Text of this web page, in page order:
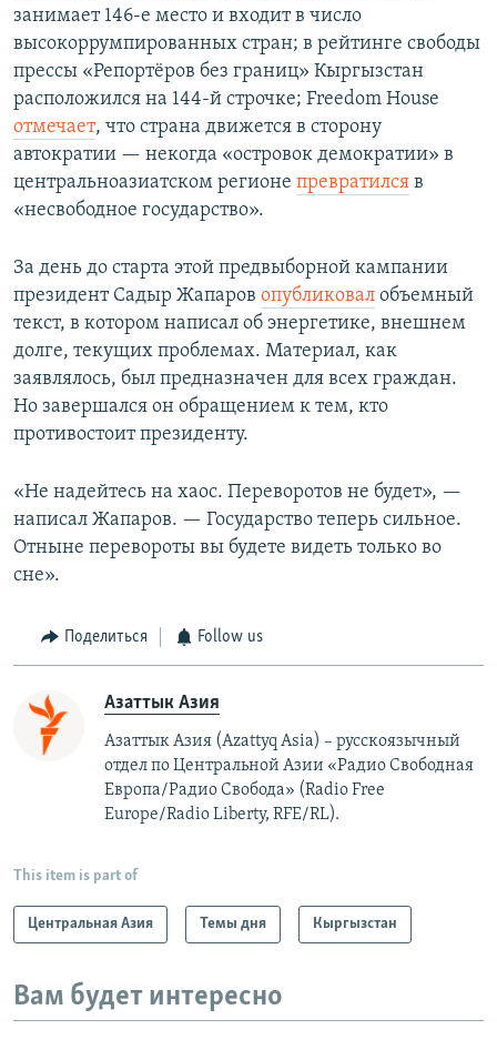
занимает 146-е место и входит в число
высокоррумпированных стран; в рейтинге свободы
прессы «Репортёров без границ» Кыргызстан
расположился на 144-й строчке; Freedom House
отмечает, что страна движется в сторону
автократии — некогда «островок демократии» в
центральноазиатском регионе превратился в
«несвободное государство».
За день до старта этой предвыборной кампании
президент Садыр Жапаров опубликовал объемный
текст, в котором написал об энергетике, внешнем
долге, текущих проблемах. Материал, как
заявлялось, был предназначен для всех граждан.
Но завершался он обращением к тем, кто
противостоит президенту.
«Не надейтесь на хаос. Переворотов не будет», —
написал Жапаров. — Государство теперь сильное.
Отныне перевороты вы будете видеть только во
сне».
Поделиться Follow us
Азаттык Азия
Азаттык Азия (Azattyq Asia) – русскоязычный
отдел по Центральной Азии «Радио Свободная
Европа/Радио Свобода» (Radio Free
Europe/Radio Liberty, RFE/RL).
This item is part of
Центральная Азия Темы дня Кыргызстан
Вам будет интересно